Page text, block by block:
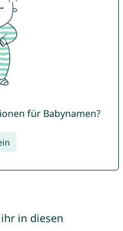
für Babynamen?
in diesen